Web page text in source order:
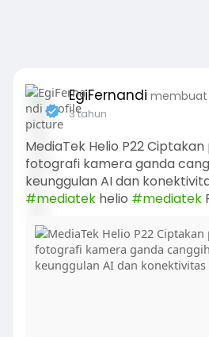
EgiFernandi membuat
3 tahun
MediaTek Helio P22
fotografi kamera ganda
keunggulan AI dan
#mediatekhelio #mediatek